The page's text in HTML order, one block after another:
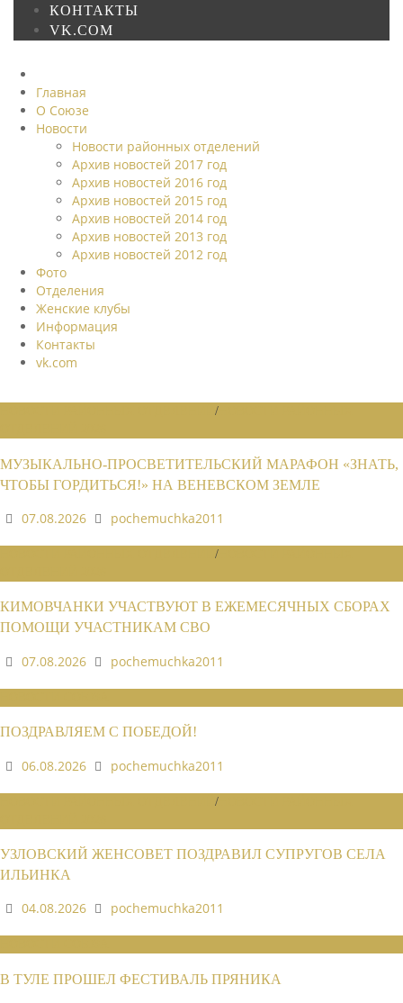
КОНТАКТЫ
VK.COM
Главная
О Союзе
Новости
Новости районных отделений
Архив новостей 2017 год
Архив новостей 2016 год
Архив новостей 2015 год
Архив новостей 2014 год
Архив новостей 2013 год
Архив новостей 2012 год
Фото
Отделения
Женские клубы
Информация
Контакты
vk.com
/
МУЗЫКАЛЬНО-ПРОСВЕТИТЕЛЬСКИЙ МАРАФОН «ЗНАТЬ,
ЧТОБЫ ГОРДИТЬСЯ!» НА ВЕНЕВСКОМ ЗЕМЛЕ
07.08.2026
pochemuchka2011
/
КИМОВЧАНКИ УЧАСТВУЮТ В ЕЖЕМЕСЯЧНЫХ СБОРАХ
ПОМОЩИ УЧАСТНИКАМ СВО
07.08.2026
pochemuchka2011
ПОЗДРАВЛЯЕМ С ПОБЕДОЙ!
06.08.2026
pochemuchka2011
/
УЗЛОВСКИЙ ЖЕНСОВЕТ ПОЗДРАВИЛ СУПРУГОВ СЕЛА
ИЛЬИНКА
04.08.2026
pochemuchka2011
В ТУЛЕ ПРОШЕЛ ФЕСТИВАЛЬ ПРЯНИКА